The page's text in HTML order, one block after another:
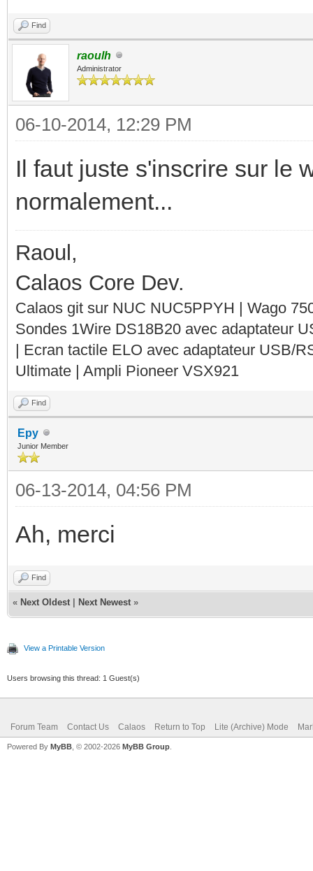
Find
raoulh
Administrator
06-10-2014, 12:29 PM
Il faut juste s'inscrire sur le
normalement...
Raoul,
Calaos Core Dev.
Calaos git sur NUC NUC5PPYH | Wago
Sondes 1Wire DS18B20 avec adaptateur
| Ecran tactile ELO avec adaptateur USB/
Ultimate | Ampli Pioneer VSX921
Find
Epy
Junior Member
06-13-2014, 04:56 PM
Ah, merci
Find
« Next Oldest Next Newest »
View a Printable Version
Users browsing this thread: 1 Guest(s)
Forum Team Contact Us Calaos Return to Top Lite (Archive) Mode
Powered By MyBB , © 2002-2026 MyBB Group